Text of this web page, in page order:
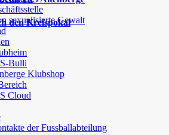
sexualisierte Gewalt
Bulli
Klubshop
Cloud
der Fussballabteilung
den Kreispokal